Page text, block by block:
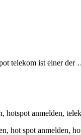
telekom ist einer der
hotspot anmelden,
hot spot anmelden,